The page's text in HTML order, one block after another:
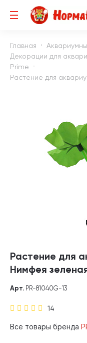
Главная
Декорации для
Prime
Растение для
Растение для
Нимфея
14
Арт. PR-81040G-13
Все товары бренда